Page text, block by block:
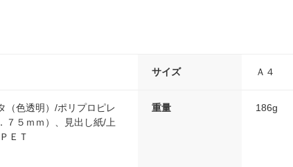
サイズ Ａ４
（色透明）/ポリプロピレ
７５ｍｍ）、見出し紙/上
ＥＴ
重量 186g